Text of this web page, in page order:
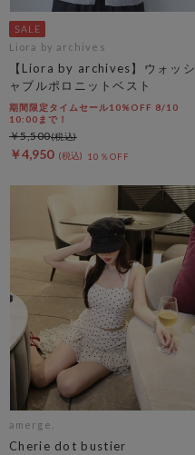
Liora by archives
【Liora by archives】ウォッシ
ャブルポロニットベスト
期間限定タイムセール10%OFF 8/10
10:00まで！
￥4,950 10％OFF
￥5,500
amerge.
Cherie dot bustier